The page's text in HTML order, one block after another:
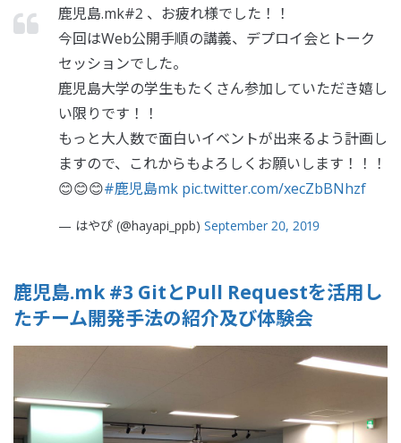
鹿児島.mk#2 、お疲れ様でした！！
今回はWeb公開手順の講義、デプロイ会とトーク
セッションでした。
鹿児島大学の学生もたくさん参加していただき嬉し
い限りです！！
もっと大人数で面白いイベントが出来るよう計画し
ますので、これからもよろしくお願いします！！！
😊😊😊#鹿児島mk pic.twitter.com/xecZbBNhzf
— はやぴ (@hayapi_ppb) September 20, 2019
鹿児島.mk #3 GitとPull Requestを活用し
たチーム開発手法の紹介及び体験会